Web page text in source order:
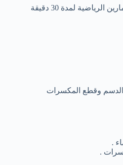
: ممارسة التمارين الرياضية لمدة 30 دقيقة
الدسم وقطع المكسرات
.